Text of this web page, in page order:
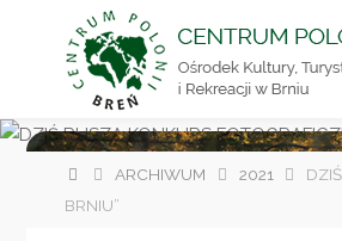
Strona
główna
ARCHIWUM 2021
BRNIU”